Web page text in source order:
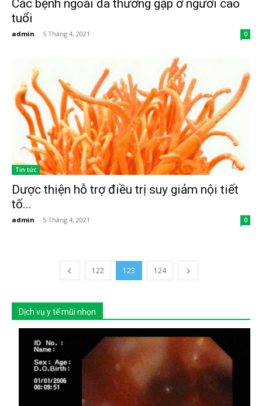
Các bệnh ngoài da thường gặp ở người cao
tuổi
admin - 5 Tháng 4, 2021 0
Tin tức
Dược thiện hỗ trợ điều trị suy giảm nội tiết
tố...
admin - 5 Tháng 4, 2021 0
122 123 124
Dịch vụ y tế mũi nhọn